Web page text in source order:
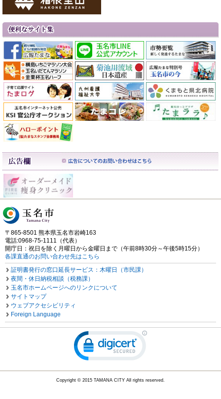
〒865-8501 熊本県玉名市岩崎163
電話:0968-75-1111（代表）
開庁日：祝日を除く月曜日から金曜日まで（午前8時30分～午後5時15分）
各課直通のお問い合わせ先はこちら
証明書発行の窓口延長サービス：木曜日（市民課）
夜間・休日納税相談（税務課）
玉名市ホームページへのリンクについて
サイトマップ
ウェブアクセシビリティ
Foreign Language
Copyright © 2015 TAMANA CITY All rights reserved.